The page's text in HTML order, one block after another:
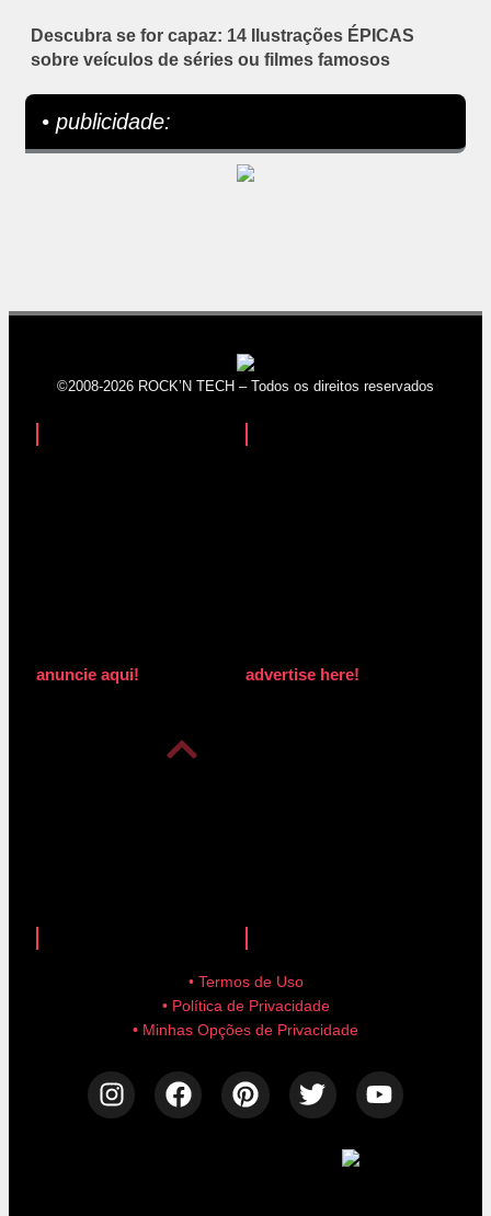
Descubra se for capaz: 14 Ilustrações ÉPICAS
sobre veículos de séries ou filmes famosos
• publicidade:
©2008-2026 ROCK’N TECH – Todos os direitos reservados
anuncie aqui! advertise here!
• Termos de Uso
• Política de Privacidade
• Minhas Opções de Privacidade